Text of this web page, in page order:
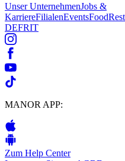
Unser UnternehmenJobs &
KarriereFilialenEventsFood
DEFRIT
MANOR APP:
Zum Help Center